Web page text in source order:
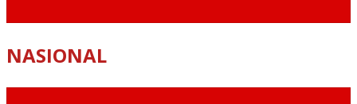
NASIONAL